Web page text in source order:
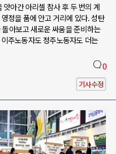
아간 아리셀 참사 후 두 번의 계
정을 품에 안고 거리에 있다. 성탄
아보고 새로운 싸움을 준비하는
주노동자도 정주노동자도 더는
0
기사수정